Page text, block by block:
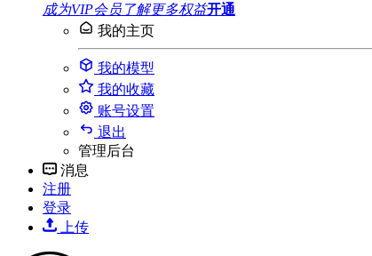
成为VIP会员 了解更多权益开通
我的主页
我的模型
我的收藏
账号设置
退出
管理后台
消息
注册
登录
上传